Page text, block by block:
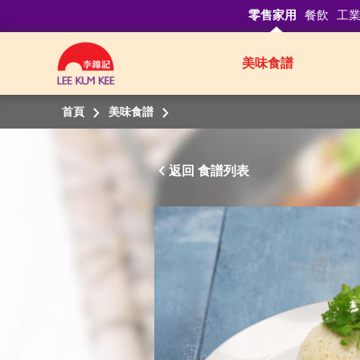
零售家用 餐飲 工
美味食譜
首頁 美味食譜
返回